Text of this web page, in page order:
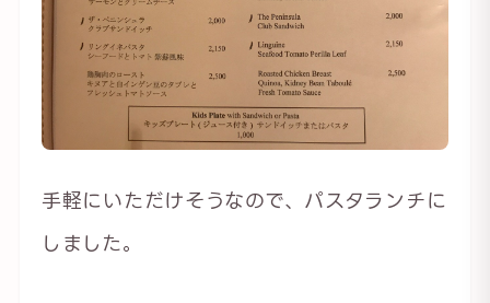
手軽にいただけそうなので、パスタランチに
しました。